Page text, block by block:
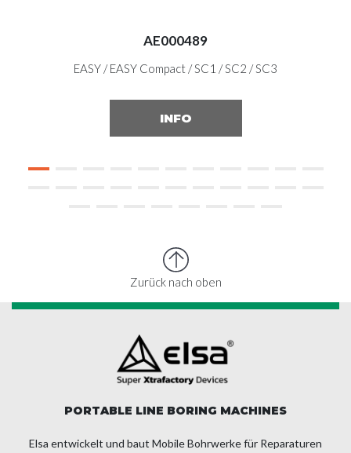
AE000489
EASY / EASY Compact / SC1 / SC2 / SC3
INFO
Zurück nach oben
PORTABLE LINE BORING MACHINES
Elsa entwickelt und baut Mobile Bohrwerke für Reparaturen